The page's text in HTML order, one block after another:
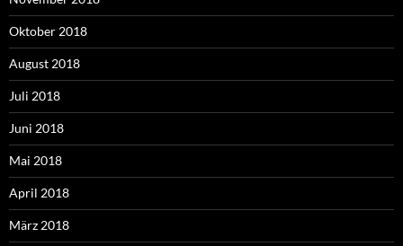
Oktober 2018
August 2018
Juli 2018
Juni 2018
Mai 2018
April 2018
März 2018